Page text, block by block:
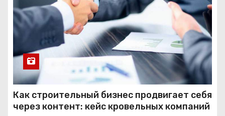
Как строительный бизнес продвигает себя
через контент: кейс кровельных компаний